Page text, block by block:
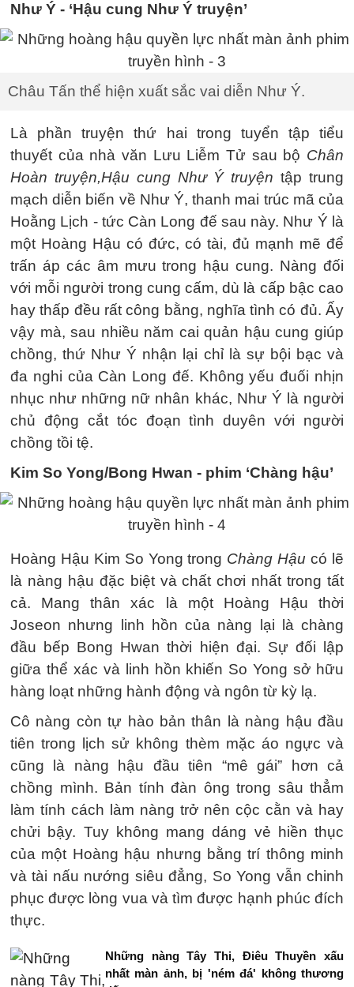
Như Ý - ‘Hậu cung Như Ý truyện’
Châu Tấn thể hiện xuất sắc vai diễn Như Ý.
Là phần truyện thứ hai trong tuyển tập tiểu
thuyết của nhà văn Lưu Liễm Tử sau bộ Chân
Hoàn truyện,Hậu cung Như Ý truyện tập trung
mạch diễn biến về Như Ý, thanh mai trúc mã của
Hoằng Lịch - tức Càn Long đế sau này. Như Ý là
một Hoàng Hậu có đức, có tài, đủ mạnh mẽ để
trấn áp các âm mưu trong hậu cung. Nàng đối
với mỗi người trong cung cấm, dù là cấp bậc cao
hay thấp đều rất công bằng, nghĩa tình có đủ. Ấy
vậy mà, sau nhiều năm cai quản hậu cung giúp
chồng, thứ Như Ý nhận lại chỉ là sự bội bạc và
đa nghi của Càn Long đế. Không yếu đuối nhịn
nhục như những nữ nhân khác, Như Ý là người
chủ động cắt tóc đoạn tình duyên với người
chồng tồi tệ.
Kim So Yong/Bong Hwan - phim ‘Chàng hậu’
Hoàng Hậu Kim So Yong trong Chàng Hậu có lẽ
là nàng hậu đặc biệt và chất chơi nhất trong tất
cả. Mang thân xác là một Hoàng Hậu thời
Joseon nhưng linh hồn của nàng lại là chàng
đầu bếp Bong Hwan thời hiện đại. Sự đối lập
giữa thể xác và linh hồn khiến So Yong sở hữu
hàng loạt những hành động và ngôn từ kỳ lạ.
Cô nàng còn tự hào bản thân là nàng hậu đầu
tiên trong lịch sử không thèm mặc áo ngực và
cũng là nàng hậu đầu tiên “mê gái” hơn cả
chồng mình. Bản tính đàn ông trong sâu thẳm
làm tính cách làm nàng trở nên cộc cằn và hay
chửi bậy. Tuy không mang dáng vẻ hiền thục
của một Hoàng hậu nhưng bằng trí thông minh
và tài nấu nướng siêu đẳng, So Yong vẫn chinh
phục được lòng vua và tìm được hạnh phúc đích
thực.
Những nàng Tây Thi, Điêu Thuyền xấu
nhất màn ảnh, bị 'ném đá' không thương